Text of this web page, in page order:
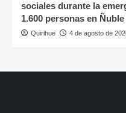
sociales durante la
1.600 personas en Ñuble
Quirihue 4 de agosto de